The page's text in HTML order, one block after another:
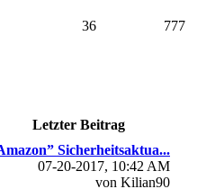
36 777
Letzter Beitrag
Sicherheitsaktua...
07-20-2017, 10:42 AM
von Kilian90